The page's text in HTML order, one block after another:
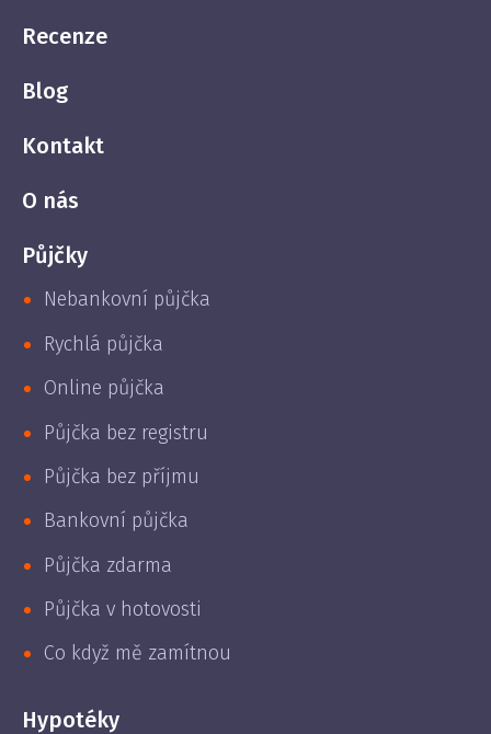
Recenze
Blog
Kontakt
O nás
Půjčky
Nebankovní půjčka
Rychlá půjčka
Online půjčka
Půjčka bez registru
Půjčka bez příjmu
Bankovní půjčka
Půjčka zdarma
Půjčka v hotovosti
Co když mě zamítnou
Hypotéky